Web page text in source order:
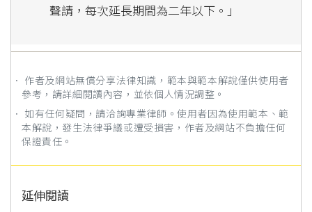
聲請，每次延長期間為二年以下。」
． 作者及網站無償分享法律知識，範本與範本解說僅供使用者
參考，請詳細閱讀內容，並依個人情況調整。
． 如有任何疑問，請洽詢專業律師。使用者因為使用範本、範
本解說，發生法律爭議或遭受損害，作者及網站不負擔任何
保證責任。
延伸閱讀